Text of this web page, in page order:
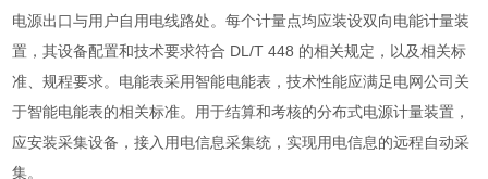
电源出口与用户自用电线路处。每个计量点均应装设双向电能计量装
置，其设备配置和技术要求符合 DL/T 448 的相关规定，以及相关标
准、规程要求。电能表采用智能电能表，技术性能应满足电网公司关
于智能电能表的相关标准。用于结算和考核的分布式电源计量装置，
应安装采集设备，接入用电信息采集统，实现用电信息的远程自动采
集。